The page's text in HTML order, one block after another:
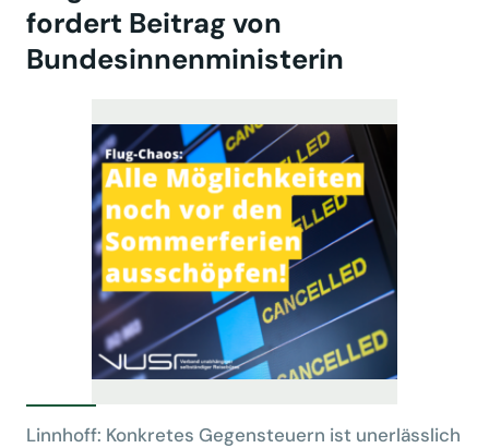
fordert Beitrag von
Bundesinnenministerin
Linnhoff: Konkretes Gegensteuern ist unerlässlich